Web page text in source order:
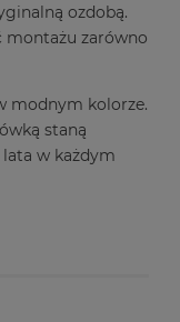
ozdobą.
zarówno
modnym kolorze.
staną
lata w każdym